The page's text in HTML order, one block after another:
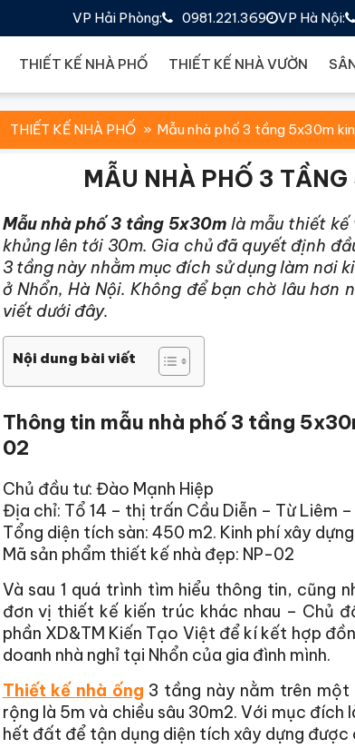
VP Hà Nội:
VP Hải Phòng: 0981.221.369
THIẾT KẾ NHÀ PHỐ THIẾT KẾ NHÀ VƯỜN
THIẾT KẾ NHÀ PHỐ Mẫu nhà phố 3 tầng 5x30m
MẪU NHÀ PHỐ 3
Mẫu nhà phố 3 tầng 5x30m là mẫu thiết kế
khủng lên tới 30m. Gia chủ đã quyết định
3 tầng này nhằm mục đích sử dụng làm nơi
ở Nhổn, Hà Nội. Không để bạn chờ lâu hơn
viết dưới đây.
Nội dung bài viết
Thông tin mẫu nhà phố 3 tầng
02
Chủ đầu tư: Đào Mạnh Hiệp
Địa chỉ: Tổ 14 – thị trấn Cầu Diễn – Từ Liêm –
Tổng diện tích sàn: 450 m2. Kinh phí xây
Mã sản phẩm thiết kế nhà đẹp: NP-02
Và sau 1 quá trình tìm hiểu thông tin, cũng
đơn vị thiết kế kiến trúc khác nhau – Chủ
phần XD&TM Kiến Tạo Việt để kí kết hợp
doanh nhà nghỉ tại Nhổn của gia đình mình.
Thiết kế nhà ống 3 tầng này nằm trên
rộng là 5m và chiều sâu 30m2. Với mục đích
hết đất để tận dụng diện tích xây dựng